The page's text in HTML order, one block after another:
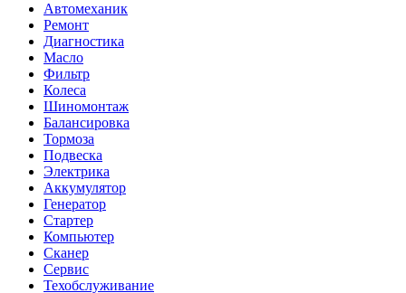
Автомеханик
Ремонт
Диагностика
Масло
Фильтр
Колеса
Шиномонтаж
Балансировка
Тормоза
Подвеска
Электрика
Аккумулятор
Генератор
Стартер
Компьютер
Сканер
Сервис
Техобслуживание